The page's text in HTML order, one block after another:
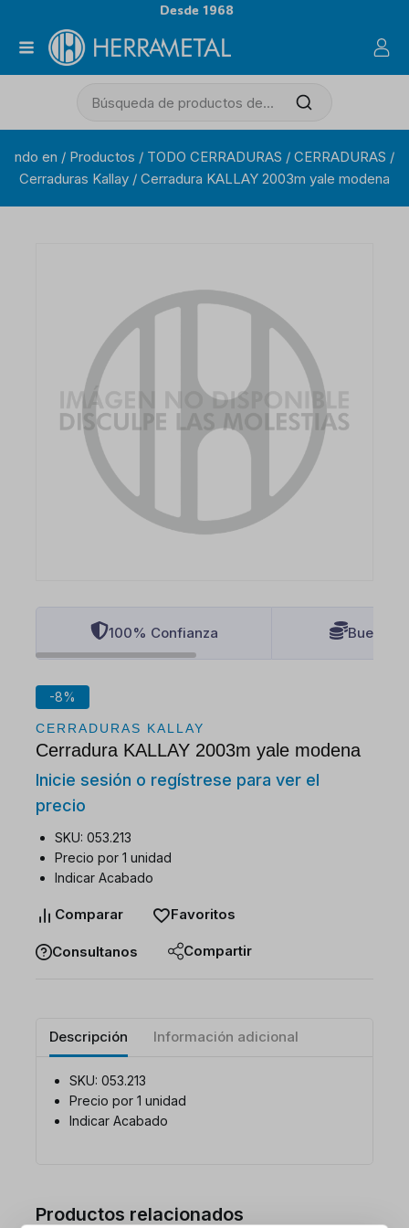
Desde 1968
ndo en / Productos / TODO CERRADURAS / CERRADURAS /
Cerraduras Kallay / Cerradura KALLAY 2003m yale modena
100% Confianza Buenos
-8%
CERRADURAS KALLAY
Cerradura KALLAY 2003m yale modena
Inicie sesión o regístrese para ver el
precio
SKU: 053.213
Precio por 1 unidad
Indicar Acabado
Comparar Favoritos
Consultanos Compartir
Descripción Información adicional
SKU: 053.213
Precio por 1 unidad
Indicar Acabado
Productos relacionados